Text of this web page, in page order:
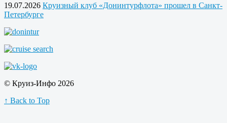
19.07.2026 Круизный клуб «Донинтурфлота» прошел в Санкт-
Петербурге
© Круиз-Инфо 2026
↑ Back to Top